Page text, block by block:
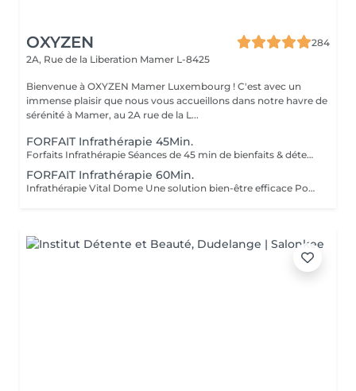
OXYZEN
284
2A, Rue de la Liberation Mamer L-8425
Bienvenue à OXYZEN Mamer Luxembourg ! C'est avec un
immense plaisir que nous vous accueillons dans notre havre de
sérénité à Mamer, au 2A rue de la L...
FORFAIT Infrathérapie 45Min.
Forfaits Infrathérapie Séances de 45 min de bienfaits & détente profonde L'Infrathérapie utilise la chaleur des infrarouges longs, une technologie douce et naturelle qui pénètre en profondeur dans les tissus. Contrairement à la chaleur d'un sauna classique, les infrarouges longs réchauffent le corps de l'intérieur, stimulant la circulation, favorisant l'élimination des toxines et procurant une détente musculaire incomparable. Chaque séance de 45 minutes est une véritable parenthèse de régénération et de bien-être global. *Séance à l'unité Découverte à 49 € -1 séance de 45 min pour découvrir les bienfaits des infrarouges longs. - Offre spéciale découverte : achetez votre 1 séance et la 2 vous est offerte. *Forfait 5 Séances Renouveau à 200 € -5 séances de 45 min pour relancer la circulation et détoxifier l'organisme. -Recommandation : commencez avec 1 à 2 séances par semaine pendant 5 semaines, puis adaptez selon vos besoins. *Forfait 10 Séances Transformation à 350 € -10 séances de 45 min pour une cure complète, idéale pour alléger la silhouette et stimuler la vitalité. *Forfait 20 Séances Plénitude à 600 € -20 séances de 45 min pour un bien-être durable et une détente profonde. -Idéal pour une pratique régulière et des résultats visibles. Nos forfaits s'adaptent à vos besoins et sont aussi une formidable idée cadeau, parfaite pour offrir vitalité et sérénité à vos proches. Déconseillé aux femmes enceintes et en cas de contre-indication médicale (demander l'avis de votre médecin). Avertissement : Nos soins sont exclusivement dédiés au bien-être et à la relaxation. Ils ne remplacent pas un suivi médical et ne relèvent pas de la kinésithérapie.
FORFAIT Infrathérapie 60Min.
Infrathérapie Vital Dome Une solution bien-être efficace Pour votre 1 séance, merci de prendre rendez-vous par téléphone au 661 271 063, afin que nous puissions définir ensemble le programme le plus adapté à vos attentes. Le rythme de vie moderne génère stress, fatigue et déséquilibres. L'Infrathérapie Vital Dome utilise la chaleur des infrarouges longs, aux effets profonds et scientifiquement reconnus, pour offrir une solution préventive et régénérante. *Les bienfaits de l'Infrathérapie -Réduit et libère le stress et les tensions accumulées. -Élimine les toxines et affine la silhouette. -Procure une profonde relaxation et une décontraction musculaire. -Oxygène le corps et redonne tonus et vitalité. -Diminue la fatigue, améliore la concentration et la qualité du sommeil. -Rééquilibre l'horloge interne (idéal contre le jet-lag). ..... nous vous proposons le choix entre 38 programmes spécifiques Déroulement d'une séance Durée : 45 min ou 60 min selon vos besoins. Cabine individuelle : parfaitement aseptisée entre chaque passage. Température réglable : de 37 °C à 80 °C selon le programme choisi. Après la séance : serviettes fraîches à disposition pour stopper la sudation et retrouver une sensation immédiate de confort. À noter : la sudation obtenue grâce au sauna japonais par infrarouges longs est de type 2, différente de celle produite par l'effort physique. Elle n'entraîne pas de mauvaises odeurs, ce qui permet de reprendre vos activités ou le travail en toute tranquillité après une séance, même sur la pause de midi. L'Infrathérapie est une expérience de bien-être moderne, efficace et idéale à offrir en bon cadeau. Déconseillé aux femmes enceintes et en cas de contre-indication médicale (demander l'avis de votre médecin). Avertissement : Nos soins sont exclusivement dédiés au bien-être et à la relaxation. Ils ne remplacent pas un suivi médical et ne relèvent pas de la kinésithérapie.